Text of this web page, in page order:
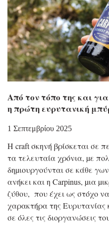
Από τον τόπο της και
η πρώτη ευρυτανική
1 Σεπτεμβρίου 2025
Η craft σκηνή βρίσκεται σε
τα τελευταία χρόνια, µε
δηµιουργούνται σε κάθε
ανήκει και η Carpinus, µια
ζύθου, που έχει ως στόχο
χαρακτήρα της Ευρυτανίας
σε όλες τις διοργανώσεις